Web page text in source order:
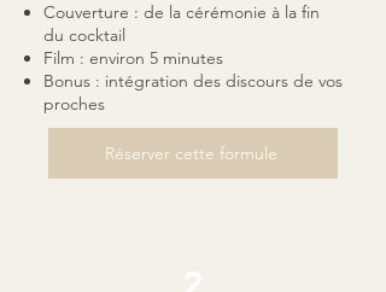
Couverture : de la cérémonie à la fin
du cocktail
Film : environ 5 minutes
Bonus : intégration des discours de vos
proches
Réserver cette formule